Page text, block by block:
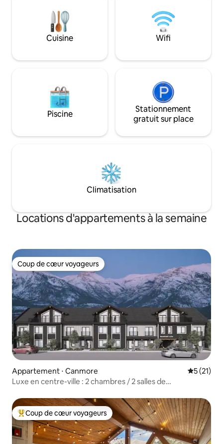
approvisionné pour cuisiner tous vos
repas, avec un lit king size confortable,
un accès au patio et une vue imprenable
sur la montagne avec vue sur la
allez adorer !
étages.
Cuisine Wifi
Piscine
Stationnement
gratuit sur place
Climatisation
Locations d'appartements à la semaine
Coup de cœur voyageurs
Coup de cœur voyageurs
Appartement ⋅ Canmore
5 (21)
Luxe en centre-ville : 2 chambres / 2 salles de
Coups de cœur voyageurs les plus appréciés
Coup de cœur voyageurs